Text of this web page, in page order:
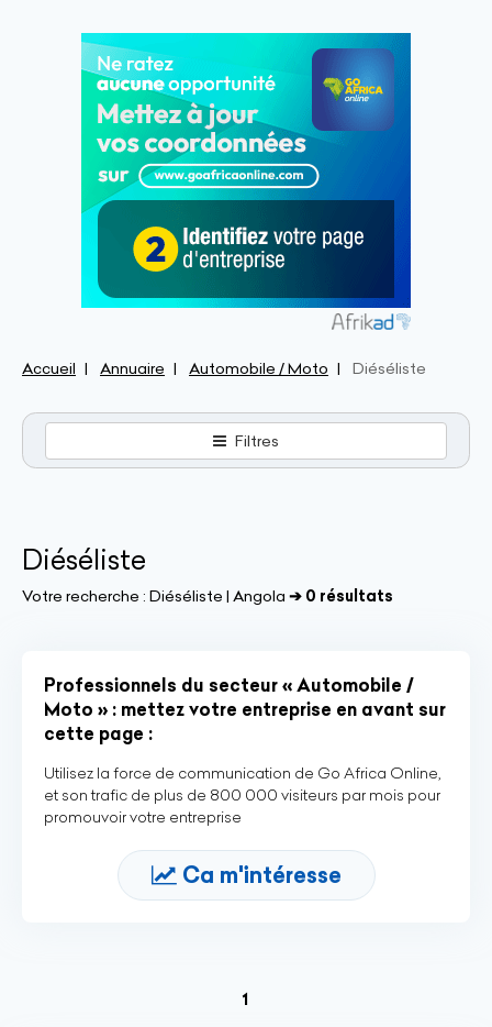
Accueil Annuaire Automobile / Moto Diéséliste
Filtres
Diéséliste
Votre recherche : Diéséliste | Angola ➔ 0 résultats
Professionnels du secteur « Automobile /
Moto » : mettez votre entreprise en avant sur
cette page :
Utilisez la force de communication de Go Africa Online,
et son trafic de plus de 800 000 visiteurs par mois pour
promouvoir votre entreprise
Ca m'intéresse
1